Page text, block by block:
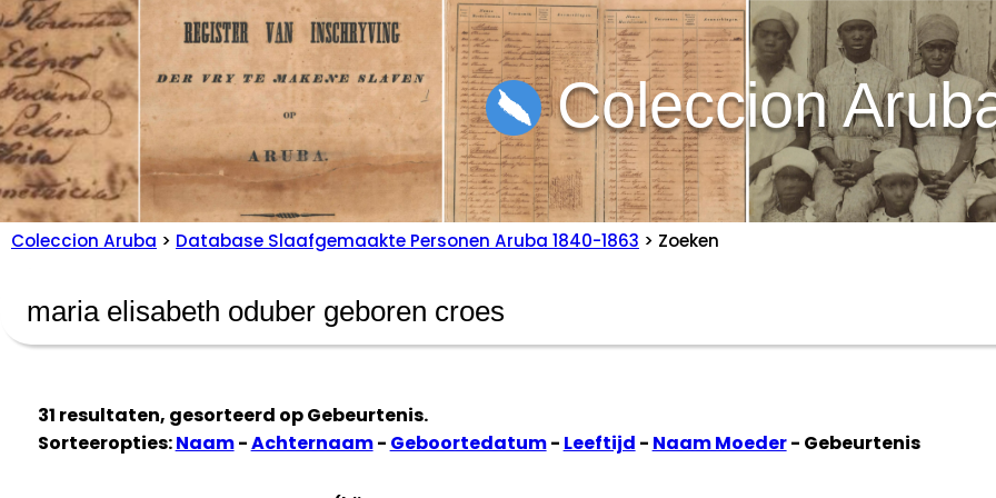
Coleccion
Coleccion Aruba > Database Slaafgemaakte Personen Aruba 1840-1863 > Zoeken
31 resultaten, gesorteerd opGebeurtenis.
Sorteeropties:Naam-Achternaam- Geboortedatum- Leeftijd - Naam Moeder- Gebeurtenis